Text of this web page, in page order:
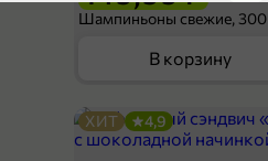
Шампиньоны свежие, 300
В корзину
ХИТ 4,9